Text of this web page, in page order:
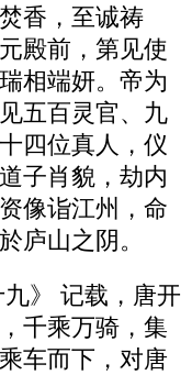
香，至诚祷
殿前，第见使
相端妍。帝为
五百灵官、九
四位真人，仪
子肖貌，劫内
像诣江州，命
庐山之阴。
》 记载，唐开
千乘万骑，集
车而下，对唐